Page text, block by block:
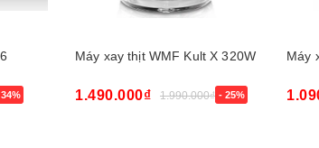
Máy xay thịt WMF Kult X 320W
1.490.000₫ 1.990.000₫ - 25%
Máy